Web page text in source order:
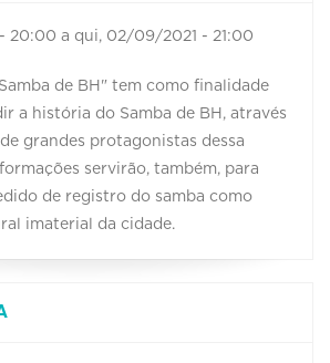
20:00 a qui, 02/09/2021 - 21:00
de BH" tem como finalidade
a história do Samba de BH, através
grandes protagonistas dessa
servirão, também, para
de registro do samba como
imaterial da cidade.